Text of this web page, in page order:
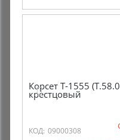
Корсет Т-1555
крестцовый
КОД: 09000308